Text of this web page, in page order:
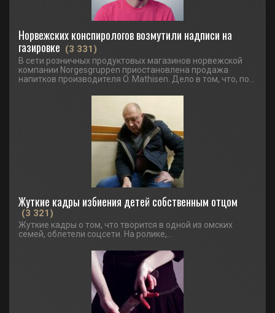
Норвежских конспирологов возмутили надписи на
газировке (3 331)
В сети розничных продуктовых магазинов норвежской
компании Norgesgruppen приостановлена продажа
напитков производителя O. Mathisen. Дело в том, что, по...
Жуткие кадры избиения детей собственным отцом
(3 321)
Жуткие кадры о том, что творится в одной из омских
семей, облетели соцсети. На ролике,...